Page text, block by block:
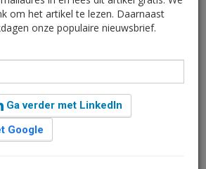
duurzaamheid
2025 om 14:00
1 minuut leestijd
Burger benoemd tot directeur
om het artikel te lezen. Daarnaast
onze populaire nieuwsbrief.
Ga verder met LinkedIn
Google